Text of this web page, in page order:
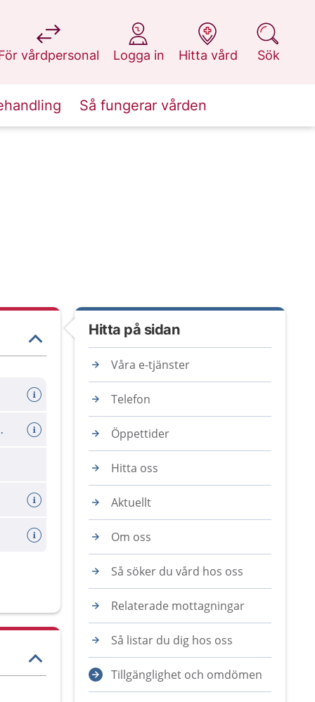
vårdpersonal
på 1177.se
Logga in
på 1177.se
Hitta vård
på 1177.se
Sök
på 1177.se
Så fungerar vården
äldre
Hitta på sidan
Våra e-tjänster
Telefon
Öppettider
Hitta oss
Aktuellt
Om oss
Så söker du vård hos oss
Relaterade mottagningar
Så listar du dig hos oss
Tillgänglighet och omdömen